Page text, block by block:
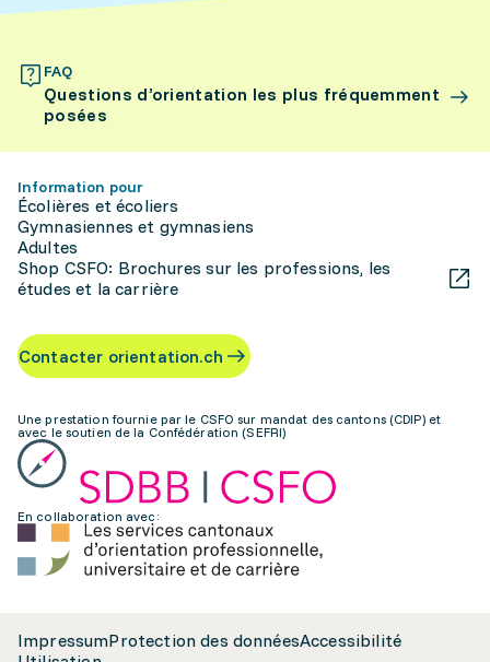
FAQ
Questions d’orientation les plus fréquemment
posées
Information pour
Écolières et écoliers
Gymnasiennes et gymnasiens
Adultes
Shop CSFO: Brochures sur les professions, les
études et la carrière
Contacter orientation.ch
Une prestation fournie par le CSFO sur mandat des cantons (CDIP) et
avec le soutien de la Confédération (SEFRI)
En collaboration avec:
ImpressumProtection des donnéesAccessibilité